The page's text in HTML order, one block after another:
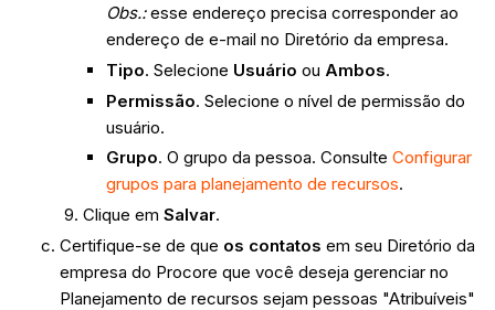
Obs.:esse endereço precisa corresponder ao
endereço de e-mail no Diretório da empresa.
Tipo. Selecione Usuário ou Ambos.
Permissão. Selecione o nível de permissão do
usuário.
Grupo. O grupo da pessoa. Consulte Configurar
grupos para planejamento de recursos.
Clique em Salvar.
Certifique-se de que os contatos em seu Diretório da
empresa do Procore que você deseja gerenciar no
Planejamento de recursos sejam pessoas "Atribuíveis"